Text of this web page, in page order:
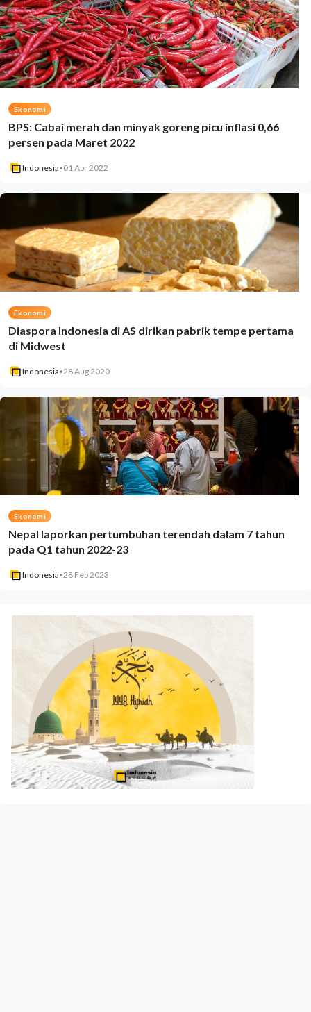
Ekonomi
BPS: Cabai merah dan minyak goreng picu inflasi 0,66
persen pada Maret 2022
Indonesia•01 Apr 2022
Ekonomi
Diaspora Indonesia di AS dirikan pabrik tempe pertama
di Midwest
Indonesia•28 Aug 2020
Ekonomi
Nepal laporkan pertumbuhan terendah dalam 7 tahun
pada Q1 tahun 2022-23
Indonesia•28 Feb 2023